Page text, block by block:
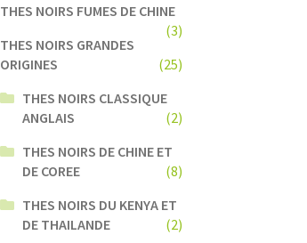
THES NOIRS FUMES DE CHINE
(3)
THES NOIRS GRANDES
ORIGINES
(25)
THES NOIRS CLASSIQUE
ANGLAIS
(2)
THES NOIRS DE CHINE ET
DE COREE
(8)
THES NOIRS DU KENYA ET
DE THAILANDE
(2)